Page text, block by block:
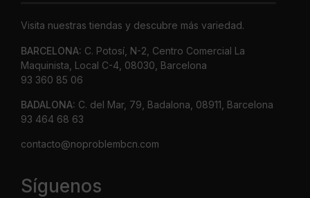
Visita nuestras tiendas y descubre más variedad.
BARCELONA: C. Potosí, N-2, Centro Comercial La
Maquinista, Local C-4, 08030, Barcelona
93 360 85 06
BADALONA: C. del Mar, 79, Badalona, 08911, Barcelona
93 464 68 63
contacto@noproblembcn.com
Síguenos